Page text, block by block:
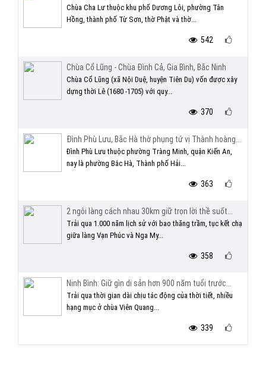
Chùa Cha Lư thuộc khu phố Dương Lôi, phường Tân
Hồng, thành phố Từ Sơn, thờ Phật và thờ...
542
Chùa Cổ Lũng - Chùa Đình Cả, Gia Bình, Bắc Ninh
Chùa Cổ Lũng (xã Nội Duệ, huyện Tiên Du) vốn được xây
dựng thời Lê (1680 -1705) với quy...
370
Đình Phù Lưu, Bắc Hà thờ phụng tứ vị Thành hoàng...
Đình Phù Lưu thuộc phường Tràng Minh, quận Kiến An,
nay là phường Bắc Hà, Thành phố Hải...
363
2 ngôi làng cách nhau 30km giữ trọn lời thề suốt...
Trải qua 1.000 năm lịch sử với bao thăng trầm, tục kết chạ
giữa làng Vạn Phúc và Nga My...
358
Ninh Bình: Giữ gìn di sản hơn 900 năm tuổi trước...
Trải qua thời gian dài chịu tác động của thời tiết, nhiều
hạng mục ở chùa Viên Quang...
339